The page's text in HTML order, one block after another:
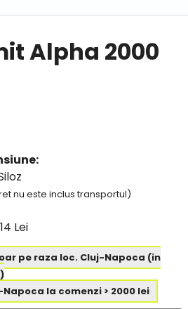
Alpha 2000
nu este inclus transportul)
Lei
pe raza loc. Cluj-Napoca (in
la comenzi > 2000 lei